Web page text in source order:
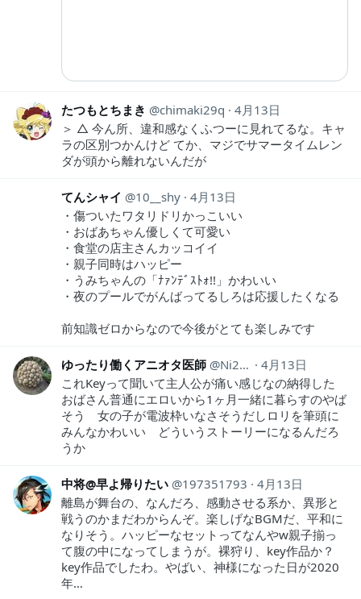
たつもとちまき chimaki29q
4月13日
＞ △ 今ん所、違和感なくふつーに見れてるな。キャ
ラの区別つかんけど てか、マジでサマータイムレン
ダが頭から離れないんだが
てんシャイ 10__shy 4月13日
・傷ついたワタリドリかっこいい
・おばあちゃん優しくて可愛い
・食堂の店主さんカッコイイ
・親子同時はハッピー
・うみちゃんの「ﾅｧﾝﾃﾞｽﾄｫ!!」かわいい
・夜のプールでがんばってるしろは応援したくなる
前知識ゼロからなので今後がとても楽しみです
ゆったり働くアニオタ医師 Ni2Ut
4月13日
これKeyって聞いて主人公が痛い感じなの納得した
おばさん普通にエロいから1ヶ月一緒に暮らすのやば
そう 女の子が電波枠いなさそうだしロリを筆頭に
みんなかわいい どういうストーリーになるんだろ
うか
中将@早よ帰りたい 197351793
4月13日
離島が舞台の、なんだろ、感動させる系か、異形と
戦うのかまだわからんぞ。楽しげなBGMだ、平和に
なりそう。ハッピーなセットってなんやw親子揃っ
て腹の中になってしまうが。裸狩り、key作品か？
key作品でしたわ。やばい、神様になった日が2020
年…